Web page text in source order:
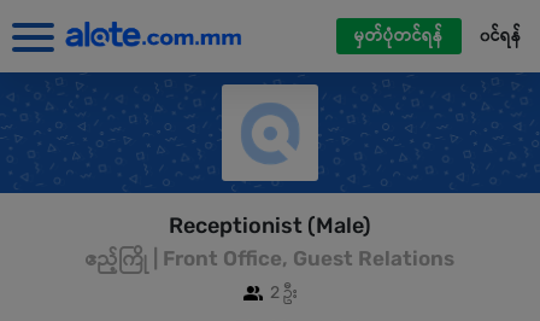
မှတ်ပုံတင်ရန် ၀င်ရန်
Receptionist (Male)
ဧည့်ကြို | Front Office, Guest Relations
2 ဦး